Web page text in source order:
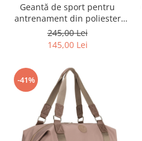
Geantă de sport pentru
antrenament din poliester
violet - Peterson PTR-PTN
25531-5677 PURPL
245,00 Lei
145,00 Lei
-41%